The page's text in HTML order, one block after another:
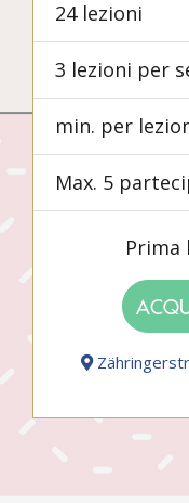
24 lezioni
3 lezioni per
min. per
Max. 5
Prima